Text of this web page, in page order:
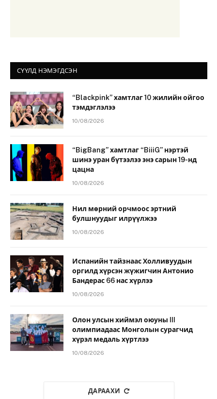
СҮҮЛД НЭМЭГДСЭН
“Blackpink” хамтлаг 10 жилийн ойгоо
тэмдэглэлээ
10/08/2026
“BigBang” хамтлаг “BiiiG” нэртэй
шинэ уран бүтээлээ энэ сарын 19-нд
цацна
10/08/2026
Нил мөрний орчмоос эртний
булшнуудыг илрүүлжээ
10/08/2026
Испанийн тайзнаас Холливуудын
оргилд хүрсэн жүжигчин Антонио
Бандерас 66 нас хүрлээ
10/08/2026
Олон улсын хиймэл оюуны III
олимпиадаас Монголын сурагчид
хүрэл медаль хүртлээ
10/08/2026
ДАРААХИ